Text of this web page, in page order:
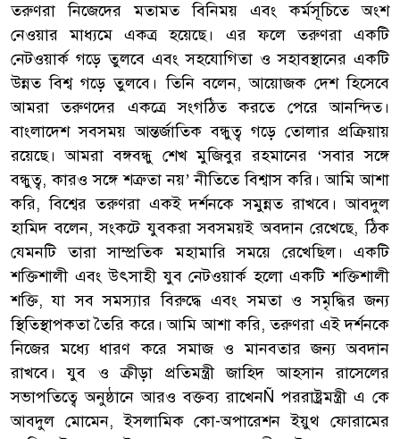
তরুণরা নিজেদের মতামত বিনিময় এবং কর্মসূচিতে অংশ
নেওয়ার মাধ্যমে একত্র হয়েছে। এর ফলে তরুণরা একটি
নেটওয়ার্ক গড়ে তুলবে এবং সহযোগিতা ও সহাবস্থানের একটি
উন্নত বিশ্ব গড়ে তুলবে। তিনি বলেন, আয়োজক দেশ হিসেবে
আমরা তরুণদের একত্রে সংগঠিত করতে পেরে আনন্দিত।
বাংলাদেশ সবসময় আন্তর্জাতিক বন্ধুত্ব গড়ে তোলার প্রক্রিয়ায়
রয়েছে। আমরা বঙ্গবন্ধু শেখ মুজিবুর রহমানের ‘সবার সঙ্গে
বন্ধুত্ব, কারও সঙ্গে শত্রুতা নয়’ নীতিতে বিশ্বাস করি। আমি আশা
করি, বিশ্বের তরুণরা একই দর্শনকে সমুন্নত রাখবে। আবদুল
হামিদ বলেন, সংকটে যুবকরা সবসময়ই অবদান রেখেছে, ঠিক
যেমনটি তারা সাম্প্রতিক মহামারি সময়ে রেখেছিল। একটি
শক্তিশালী এবং উৎসাহী যুব নেটওয়ার্ক হলো একটি শক্তিশালী
শক্তি, যা সব সমস্যার বিরুদ্ধে এবং সমতা ও সমৃদ্ধির জন্য
স্থিতিস্থাপকতা তৈরি করে। আমি আশা করি, তরুণরা এই দর্শনকে
নিজের মধ্যে ধারণ করে সমাজ ও মানবতার জন্য অবদান
রাখবে। যুব ও ক্রীড়া প্রতিমন্ত্রী জাহিদ আহসান রাসেলের
সভাপতিত্বে অনুষ্ঠানে আরও বক্তব্য রাখেনÑ পররাষ্ট্রমন্ত্রী এ কে
আবদুল মোমেন, ইসলামিক কো-অপারেশন ইয়ুথ ফোরামের